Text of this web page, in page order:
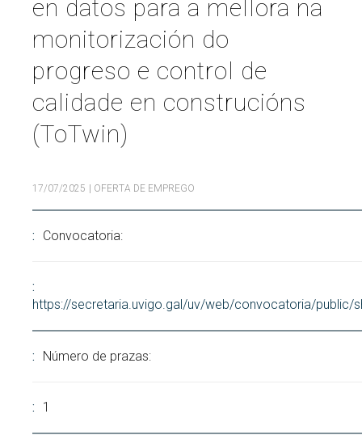
ES EN Search
Buscar
por:
BUSCAR
TwitterInstagramYoutube
en datos para a mellora na
monitorización do
progreso e control de
calidade en construcións
(ToTwin)
17/07/2025 | OFERTA DE EMPREGO
Convocatoria:
https://secretaria.uvigo.gal/uv/web/convocatoria/public/
Número de prazas:
1